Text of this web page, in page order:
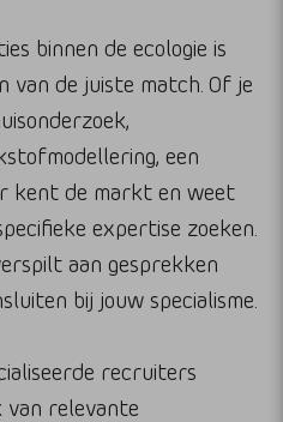
binnen de ecologie is
van de juiste match. Of je
een
kent de markt en weet
expertise zoeken.
aan gesprekken
bij jouw specialisme.
recruiters
relevante